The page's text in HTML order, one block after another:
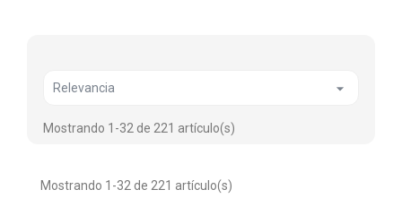
Relevancia 
Mostrando 1-32 de 221 artículo(s)
Mostrando 1-32 de 221 artículo(s)